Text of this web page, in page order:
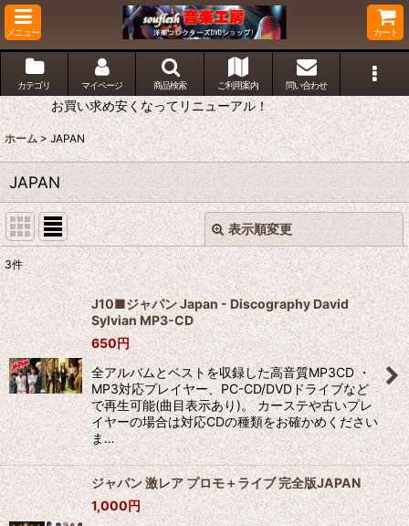
メニュー カート
カテゴリ マイページ 商品検索 ご利用案内 問い合わせ
お買い求め安くなってリニューアル！
ホーム > JAPAN
JAPAN
表示順変更
表示数:
並び順:
絞り込む
閉じる
3件
J10■ジャパン Japan - Discography David
Sylvian MP3-CD
650円
全アルバムとベストを収録した高音質MP3CD ・
MP3対応プレイヤー、PC-CD/DVDドライブなど
で再生可能(曲目表示あり)。 カーステや古いプレ
イヤーの場合は対応CDの種類をお確かめください
ま…
ジャパン 激レア プロモ＋ライブ 完全版JAPAN
1,000円